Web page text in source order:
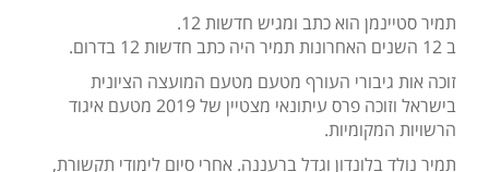
תמיר סטיינמן הוא כתב ומגיש חדשות 12.
ב 12 השנים האחרונות תמיר היה כתב חדשות 12 בדרום.
זוכה אות גיבורי העורף מטעם מטעם המועצה הציונית
בישראל וזוכה פרס עיתונאי מצטיין של 2019 מטעם איגוד
הרשויות המקומיות.
תמיר נולד בלונדון וגדל ברעננה. אחרי סיום לימודי תקשורת,